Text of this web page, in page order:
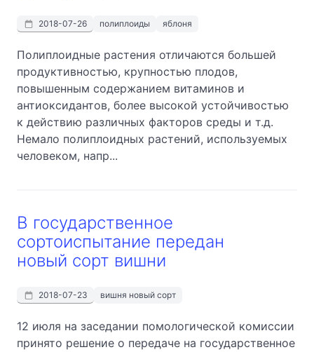
2018-07-26 полиплоиды яблоня
Полиплоидные растения отличаются большей
продуктивностью, крупностью плодов,
повышенным содержанием витаминов и
антиоксидантов, более высокой устойчивостью
к действию различных факторов среды и т.д.
Немало полиплоидных растений, используемых
человеком, напр...
В государственное
сортоиспытание передан
новый сорт вишни
2018-07-23 вишня новый сорт
12 июля на заседании помологической комиссии
принято решение о передаче на государственное